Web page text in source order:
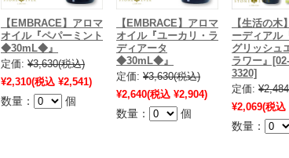
【EMBRACE】アロマ
オイル『ペパーミント
◆30mL◆』
定価: ¥3,630(税込)
¥2,310(税込 ¥2,541)
数量： 個
【EMBRACE】アロマ
オイル『ユーカリ・ラ
ディアータ
◆30mL◆』
定価: ¥3,630(税込)
¥2,640(税込 ¥2,904)
数量： 個
【生活の木
ーディアル
グリッシュ
ラワー』
3320]
定価: ¥2,484
¥2,069(税込
数量：